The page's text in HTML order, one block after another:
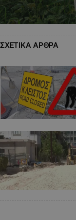
ΣΧΕΤΙΚΑ ΑΡΘΡΑ